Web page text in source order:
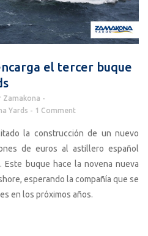
el tercer buque
Zamakona
Yards 1 Comment
la construcción de un nuevo
de euros al astillero español
Este buque hace la novena nueva
esperando la compañía que se
en los próximos años.